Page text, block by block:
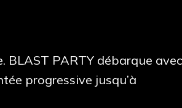
BLAST PARTY débarque avec
progressive jusqu’à